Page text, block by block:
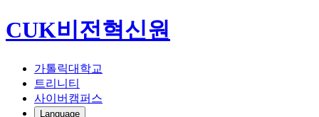
CUK비전혁신원
가톨릭대학교
트리니티
사이버캠퍼스
Language